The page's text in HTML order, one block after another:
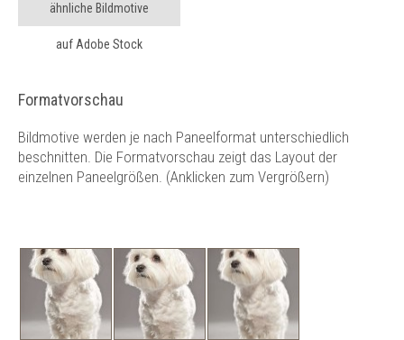
ähnliche Bildmotive
auf Adobe Stock
Formatvorschau
Bildmotive werden je nach Paneelformat unterschiedlich
beschnitten. Die Formatvorschau zeigt das Layout der
einzelnen Paneelgrößen. (Anklicken zum Vergrößern)